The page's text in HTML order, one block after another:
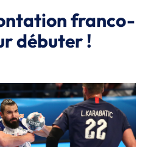
franco-
débuter !